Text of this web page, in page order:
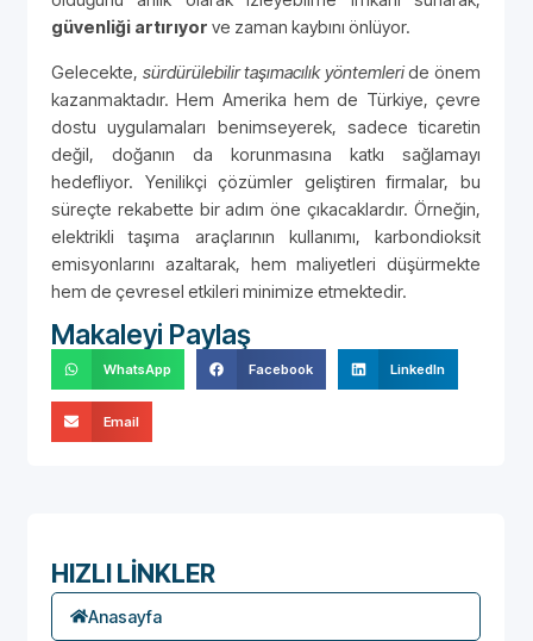
güvenliği artırıyor ve zaman kaybını önlüyor.
Gelecekte, sürdürülebilir taşımacılık yöntemleride önem
kazanmaktadır. Hem Amerika hem de Türkiye, çevre
dostu uygulamaları benimseyerek, sadece ticaretin
değil, doğanın da korunmasına katkı sağlamayı
hedefliyor. Yenilikçi çözümler geliştiren firmalar, bu
süreçte rekabette bir adım öne çıkacaklardır. Örneğin,
elektrikli taşıma araçlarının kullanımı, karbondioksit
emisyonlarını azaltarak, hem maliyetleri düşürmekte
hem de çevresel etkileri minimize etmektedir.
Makaleyi Paylaş
WhatsApp Facebook LinkedIn
Email
HIZLI LİNKLER
Anasayfa